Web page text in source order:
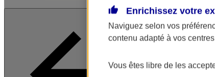
Enrichissez votre
Naviguez selon vos
contenu adapté à vos
Vous êtes libre de les